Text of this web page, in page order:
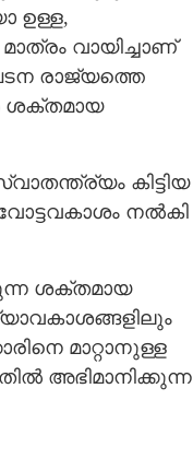
ഉള്ള,
വായിച്ചാണ്
രാജ്യത്തെ
ശക്തമായ
കിട്ടിയ
നൽകി
ശക്തമായ
മാറ്റാനുള്ള